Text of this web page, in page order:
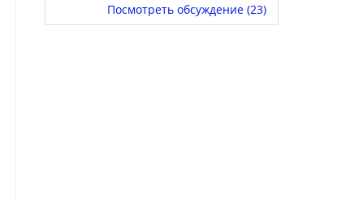
Посмотреть обсуждение (23)